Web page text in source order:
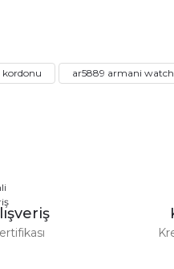
aldim arayip teyit aldiktan sonra
kordonu ar5889 armani